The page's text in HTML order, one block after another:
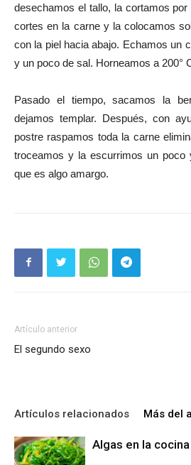
desechamos el tallo, la cortamos
cortes en la carne y la colocamos
con la piel hacia abajo. Echamos un
y un poco de sal. Horneamos a 200°
Pasado el tiempo, sacamos la
dejamos templar. Después, con
postre raspamos toda la carne
troceamos y la escurrimos un poco
que es algo amargo.
Artículo anterior
El segundo sexo
Artículos relacionados Más del
Algas en la cocina